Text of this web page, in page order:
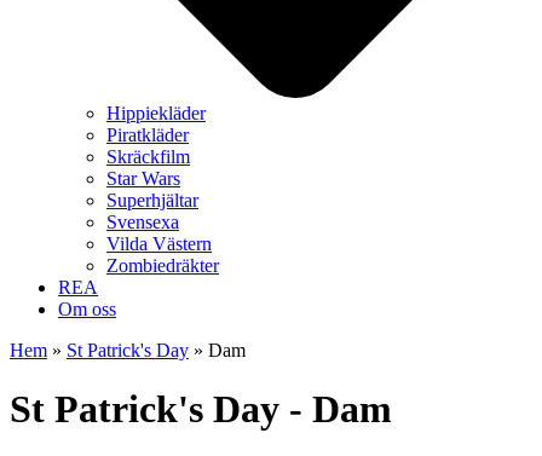
Hippiekläder
Piratkläder
Skräckfilm
Star Wars
Superhjältar
Svensexa
Vilda Västern
Zombiedräkter
REA
Om oss
Hem » St Patrick's Day » Dam
St Patrick's Day - Dam